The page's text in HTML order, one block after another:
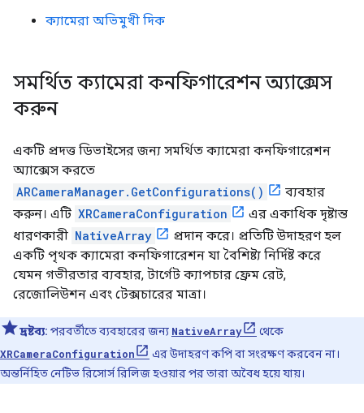
ক্যামেরা অভিমুখী দিক
সমর্থিত ক্যামেরা কনফিগারেশন অ্যাক্সেস
করুন
একটি প্রদত্ত ডিভাইসের জন্য সমর্থিত ক্যামেরা কনফিগারেশন
অ্যাক্সেস করতে
ARCameraManager.GetConfigurations()
ব্যবহার
করুন। এটি XRCameraConfiguration
এর একাধিক দৃষ্টান্ত
ধারণকারী NativeArray
প্রদান করে। প্রতিটি উদাহরণ হল
একটি পৃথক ক্যামেরা কনফিগারেশন যা বৈশিষ্ট্য নির্দিষ্ট করে
যেমন গভীরতার ব্যবহার, টার্গেট ক্যাপচার ফ্রেম রেট,
রেজোলিউশন এবং টেক্সচারের মাত্রা।
দ্রষ্টব্য: পরবর্তীতে ব্যবহারের জন্য NativeArray
থেকে
XRCameraConfiguration
এর উদাহরণ কপি বা সংরক্ষণ করবেন না।
অন্তর্নিহিত নেটিভ রিসোর্স রিলিজ হওয়ার পর তারা অবৈধ হয়ে যায়।